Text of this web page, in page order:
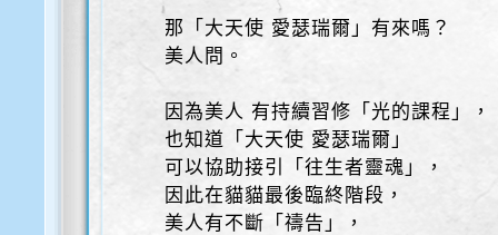
那「大天使 愛瑟瑞爾」有來嗎？
美人問。
因為美人 有持續習修「光的課程」，
也知道「大天使 愛瑟瑞爾」
可以協助接引「往生者靈魂」，
因此在貓貓最後臨終階段，
美人有不斷「禱告」，